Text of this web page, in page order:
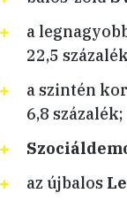
a
22,5
a szintén
6,8 százalék;
az újbalos